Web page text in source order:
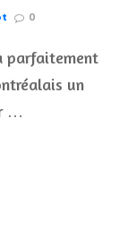
0
parfaitement
un
…